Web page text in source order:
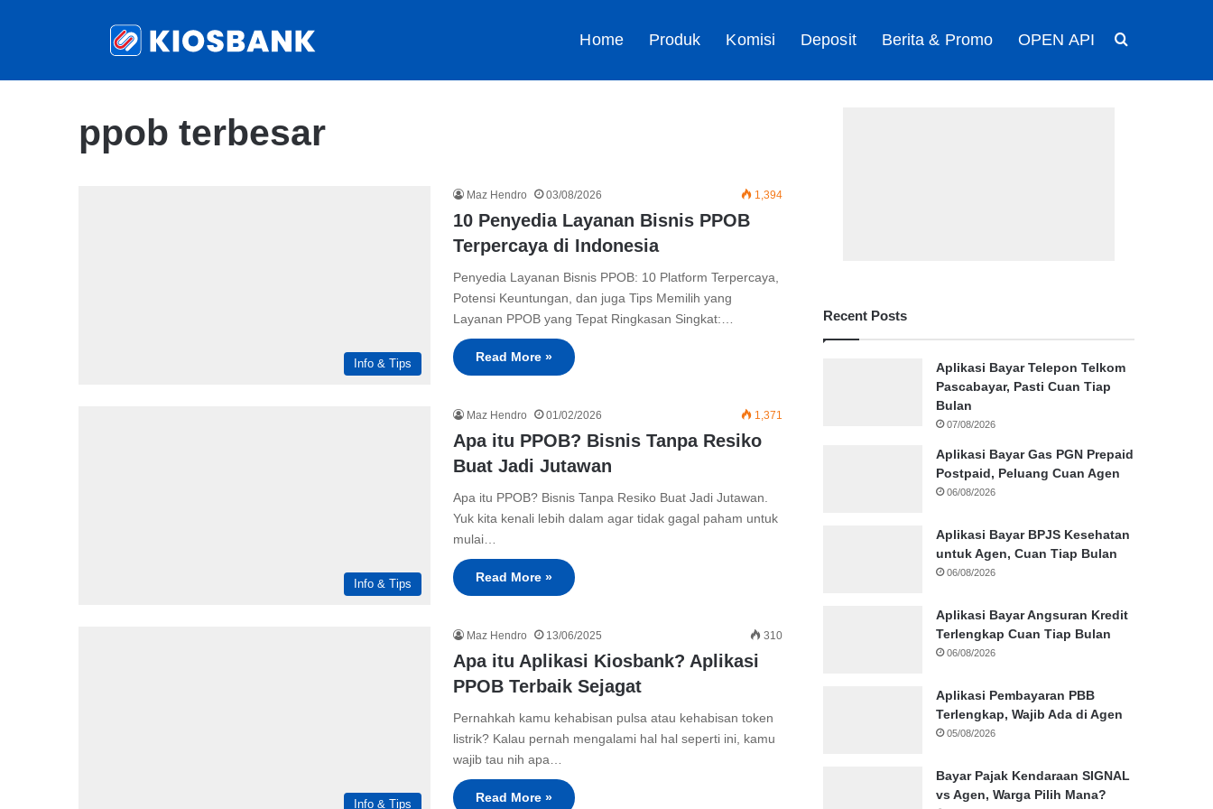
Home Produk Komisi Deposit Berita & Promo OPEN API
ppob terbesar
Info & Tips
Maz Hendro 03/08/2026 1,394
10 Penyedia Layanan Bisnis PPOB
Terpercaya di Indonesia
Penyedia Layanan Bisnis PPOB: 10 Platform Terpercaya,
Potensi Keuntungan, dan juga Tips Memilih yang
Layanan PPOB yang Tepat Ringkasan Singkat:…
Read More »
Info & Tips
Maz Hendro 01/02/2026 1,371
Apa itu PPOB? Bisnis Tanpa Resiko
Buat Jadi Jutawan
Apa itu PPOB? Bisnis Tanpa Resiko Buat Jadi Jutawan.
Yuk kita kenali lebih dalam agar tidak gagal paham untuk
mulai…
Read More »
Info & Tips
Maz Hendro 13/06/2025 310
Apa itu Aplikasi Kiosbank? Aplikasi
PPOB Terbaik Sejagat
Pernahkah kamu kehabisan pulsa atau kehabisan token
listrik? Kalau pernah mengalami hal hal seperti ini, kamu
wajib tau nih apa…
Read More »
Recent Posts
Aplikasi Bayar Telepon Telkom
Pascabayar, Pasti Cuan Tiap
Bulan
07/08/2026
Aplikasi Bayar Gas PGN Prepaid
Postpaid, Peluang Cuan Agen
06/08/2026
Aplikasi Bayar BPJS Kesehatan
untuk Agen, Cuan Tiap Bulan
06/08/2026
Aplikasi Bayar Angsuran Kredit
Terlengkap Cuan Tiap Bulan
06/08/2026
Aplikasi Pembayaran PBB
Terlengkap, Wajib Ada di Agen
05/08/2026
Bayar Pajak Kendaraan SIGNAL
vs Agen, Warga Pilih Mana?